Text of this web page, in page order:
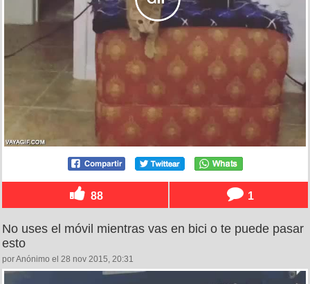
88 1
No uses el móvil mientras vas en bici o te puede pasar
esto
por Anónimo el 28 nov 2015, 20:31